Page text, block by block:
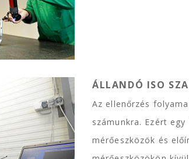
ÁLLANDÓ ISO
Az ellenőrzés
számunkra. Ezért
mérőeszközök és